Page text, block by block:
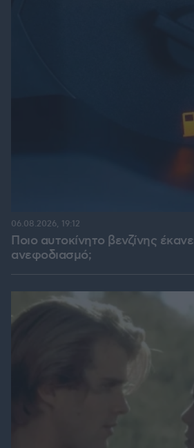
Ποιο αυτοκίνητο βενζίνης
ανεφοδιασμό;
06.08.2026, 19:12